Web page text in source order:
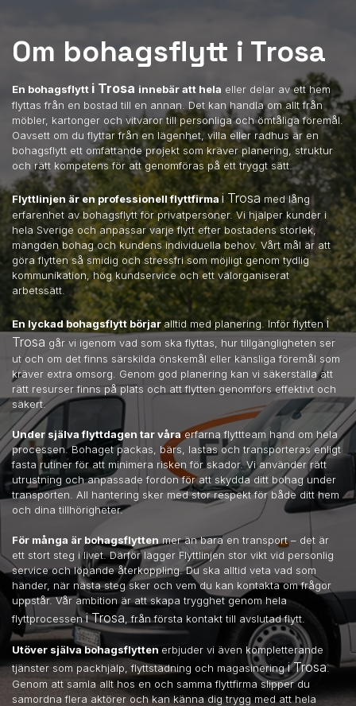
Om bohagsflytt i Trosa
En bohagsflytt i Trosa innebär att hela eller delar av ett hem
flyttas från en bostad till en annan. Det kan handla om allt från
möbler, kartonger och vitvaror till personliga och ömtåliga föremål.
Oavsett om du flyttar från en lägenhet, villa eller radhus är en
bohagsflytt ett omfattande projekt som kräver planering, struktur
och rätt kompetens för att genomföras på ett tryggt sätt.
Flyttlinjen är en professionell flyttfirma i Trosa med lång
erfarenhet av bohagsflytt för privatpersoner. Vi hjälper kunder i
hela Sverige och anpassar varje flytt efter bostadens storlek,
mängden bohag och kundens individuella behov. Vårt mål är att
göra flytten så smidig och stressfri som möjligt genom tydlig
kommunikation, hög kundservice och ett välorganiserat
arbetssätt.
En lyckad bohagsflytt börjaralltid med planering. Inför flytteni
Trosa går vi igenom vad som ska flyttas, hur tillgängligheten ser
ut och om det finns särskilda önskemål eller känsliga föremål som
kräver extra omsorg. Genom god planering kan vi säkerställa att
rätt resurser finns på plats och att flytten genomförs effektivt och
säkert.
Under själva flyttdagen tar våraerfarna flyttteam hand om hela
processen. Bohaget packas, bärs, lastas och transporteras enligt
fasta rutiner för att minimera risken för skador. Vi använder rätt
utrustning och anpassade fordon för att skydda ditt bohag under
transporten. All hantering sker med stor respekt för både ditt hem
och dina tillhörigheter.
För många är bohagsflytten mer än bara en transport – det är
ett stort steg i livet. Därför lägger Flyttlinjen stor vikt vid personlig
service och löpande återkoppling. Du ska alltid veta vad som
händer, när nästa steg sker och vem du kan kontakta om frågor
uppstår. Vår ambition är att skapa trygghet genom hela
flyttprocesseni Trosa , från första kontakt till avslutad flytt.
Utöver själva bohagsflytten erbjuder vi även kompletterande
tjänster som packhjälp, flyttstädning och magasineringi Trosa.
Genom att samla allt hos en och samma flyttfirma slipper du
samordna flera aktörer och kan känna dig trygg med att hela